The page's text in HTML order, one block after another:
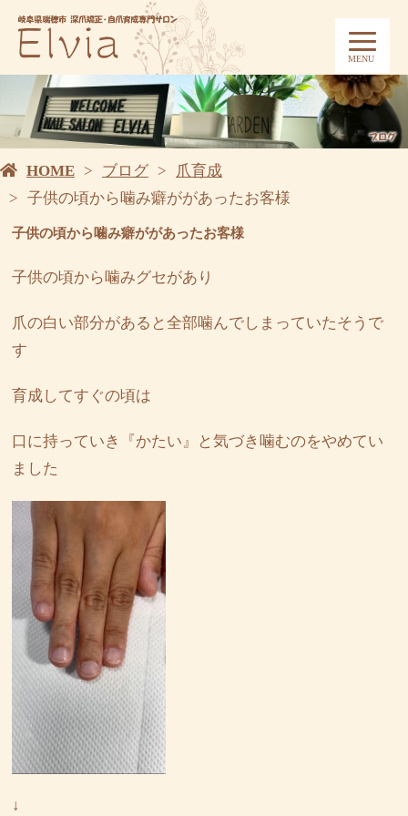
MENU
HOME ブログ
爪育成
子供の頃から噛み癖ががあったお客様
子供の頃から噛み癖ががあったお客様
子供の頃から噛みグセがあり
爪の白い部分があると全部噛んでしまっていたそうで
す
育成してすぐの頃は
口に持っていき『かたい』と気づき噛むのをやめてい
ました
↓